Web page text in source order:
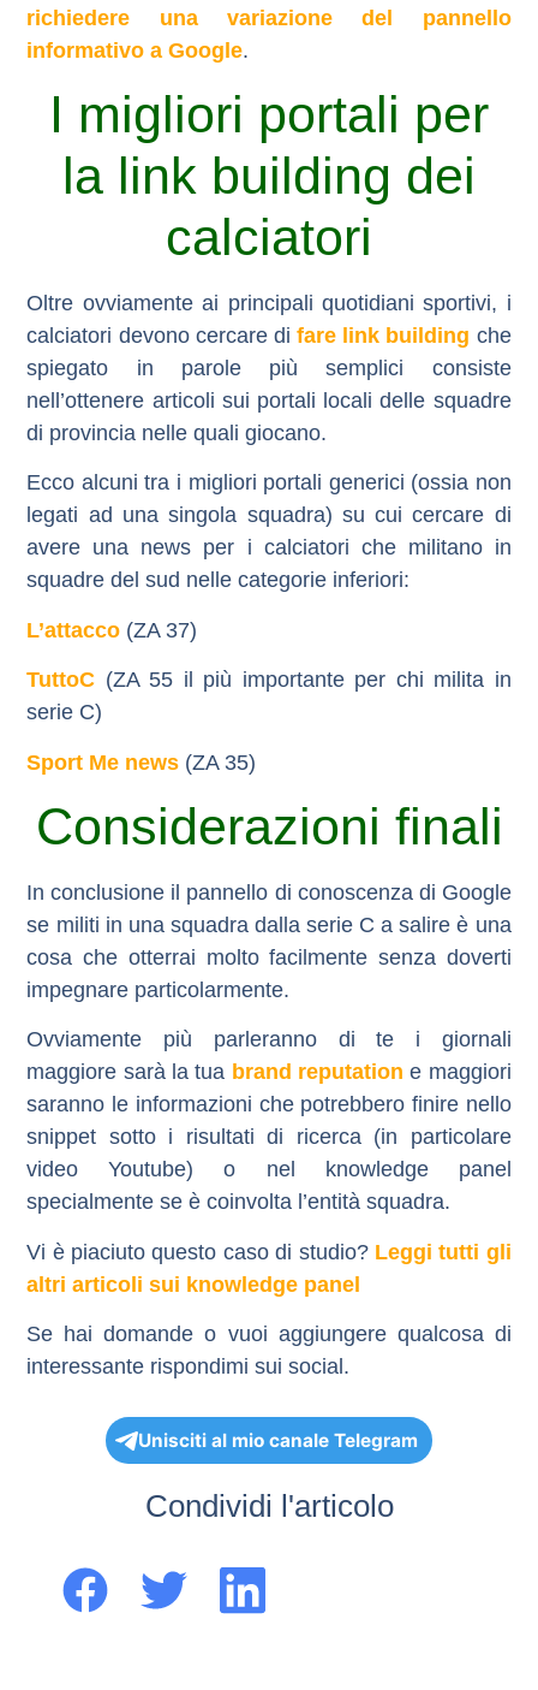
richiedere una variazione del pannello
informativo a Google.
I migliori portali per
la link building dei
calciatori
Oltre ovviamente ai principali quotidiani sportivi, i
calciatori devono cercare difare link building che
spiegato in parole più semplici consiste
nell’ottenere articoli sui portali locali delle squadre
di provincia nelle quali giocano.
Ecco alcuni tra i migliori portali generici (ossia non
legati ad una singola squadra) su cui cercare di
avere una news per i calciatori che militano in
squadre del sud nelle categorie inferiori:
L’attacco (ZA 37)
TuttoC (ZA 55 il più importante per chi milita in
serie C)
Sport Me news (ZA 35)
Considerazioni finali
In conclusione il pannello di conoscenza di Google
se militi in una squadra dalla serie C a salire è una
cosa che otterrai molto facilmente senza doverti
impegnare particolarmente.
Ovviamente più parleranno di te i giornali
maggiore sarà la tua brand reputation e maggiori
saranno le informazioni che potrebbero finire nello
snippet sotto i risultati di ricerca (in particolare
video Youtube) o nel knowledge panel
specialmente se è coinvolta l’entità squadra.
Vi è piaciuto questo caso di studio? Leggi tutti gli
altri articoli sui knowledge panel
Se hai domande o vuoi aggiungere qualcosa di
interessante rispondimi sui social.
Unisciti al mio canale Telegram
Condividi l'articolo